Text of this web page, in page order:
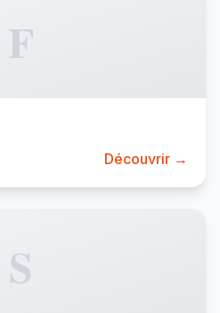
F
Découvrir →
S